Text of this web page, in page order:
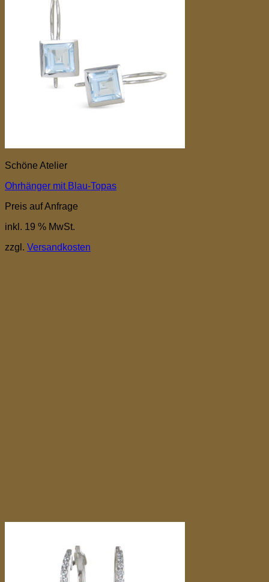
Schöne Atelier
Ohrhänger mit Blau-Topas
Preis auf Anfrage
inkl. 19 % MwSt.
zzgl. Versandkosten